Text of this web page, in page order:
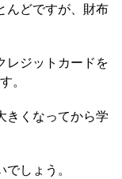
んどですが、財布
レジットカードを
。
きくなってから学
でしょう。